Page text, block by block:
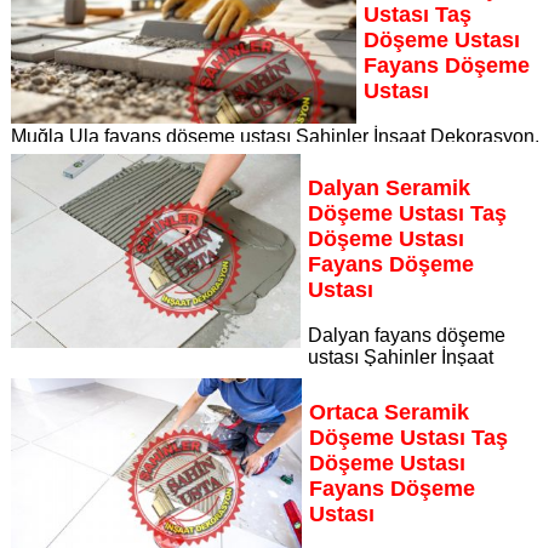
Sayfaya Git
Ustası Taş
Döşeme Ustası
Fayans Döşeme
Ustası
Muğla Ula fayans döşeme ustası Şahinler İnşaat Dekorasyon,
zeminlerinizi sanat eseri gibi işleyen uzman kadrosuyla Muğla
Ula bölgesine özel hizmet sunuyor
Sayfaya Git
Dalyan Seramik
Döşeme Ustası Taş
Döşeme Ustası
Fayans Döşeme
Ustası
Dalyan fayans döşeme
ustası Şahinler İnşaat
Dekorasyon, zeminlerinizi sanat eseri gibi işleyen uzman
kadrosuyla Dalyan bölgesine özel hizmet sunuyor Dalyan
seramik döşeme ustası taş döşeme ustası fayans döşeme
Sayfaya Git
Ortaca Seramik
Döşeme Ustası Taş
Döşeme Ustası
Fayans Döşeme
Ustası